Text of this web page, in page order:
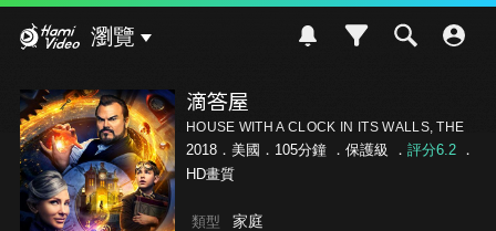
瀏覽
滴答屋
HOUSE WITH A CLOCK IN ITS WALLS, THE
2018．美國．105分鐘 ． 保護級 ． 評分6.2．
HD畫質
類型 家庭